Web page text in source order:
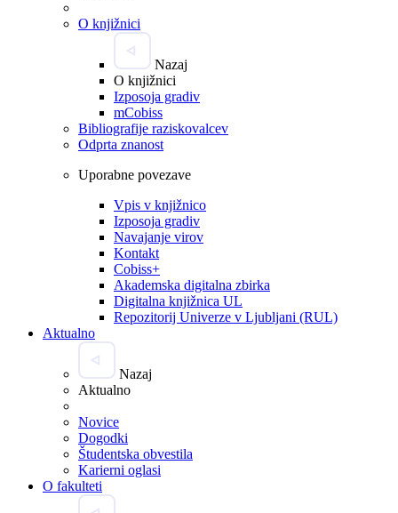
O knjižnici
Nazaj
O knjižnici
Izposoja gradiv
mCobiss
Bibliografije raziskovalcev
Odprta znanost
Uporabne povezave
Vpis v knjižnico
Izposoja gradiv
Navajanje virov
Kontakt
Cobiss+
Akademska digitalna zbirka
Digitalna knjižnica UL
Repozitorij Univerze v Ljubljani (RUL)
Aktualno
Nazaj
Aktualno
Novice
Dogodki
Študentska obvestila
Karierni oglasi
O fakulteti